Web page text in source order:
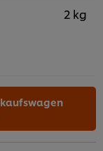
2 kg